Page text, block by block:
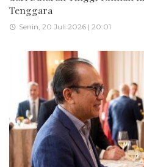
Tenggara
Senin, 20 Juli 2026 | 20:01